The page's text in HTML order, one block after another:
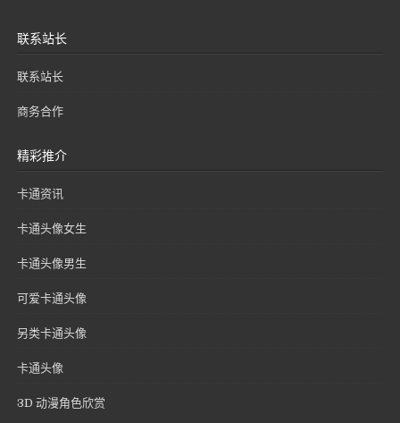
联系站长
联系站长
商务合作
精彩推介
卡通资讯
卡通头像女生
卡通头像男生
可爱卡通头像
另类卡通头像
卡通头像
3D 动漫角色欣赏